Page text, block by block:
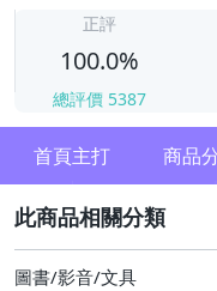
正評
100.0%
總評價 5387
首頁主打 商品
其它
圖書/影音/文具